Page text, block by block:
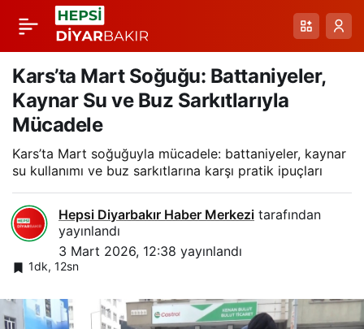
Kars’ta Mart Soğuğu: Battaniyeler,
Kaynar Su ve Buz Sarkıtlarıyla
Mücadele
Kars’ta Mart soğuğuyla mücadele: battaniyeler, kaynar
su kullanımı ve buz sarkıtlarına karşı pratik ipuçları
Hepsi Diyarbakır Haber Merkezi tarafından
yayınlandı
3 Mart 2026, 12:38 yayınlandı
1dk, 12sn
Başkale’de Cemre
Sonrası Şiddetli Kar
Yağışı ve Dondurucu
Soğuklar Etkisini
Sürdürüyor
Paylaş